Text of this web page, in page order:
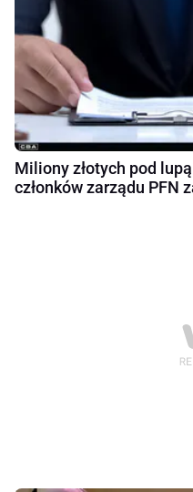
Miliony złotych pod
członków zarządu PFN